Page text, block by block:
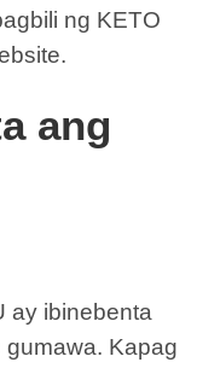
ng KETO
ang
ay ibinebenta
Kapag